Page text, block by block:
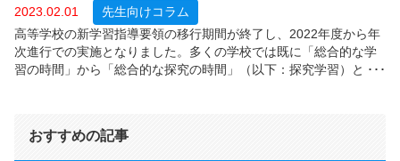
2023.02.01
先生向けコラム
高等学校の新学習指導要領の移行期間が終了し、2022年度から年
次進行での実施となりました。多くの学校では既に「総合的な学
習の時間」から「総合的な探究の時間」（以下：探究学習）とし
おすすめの記事